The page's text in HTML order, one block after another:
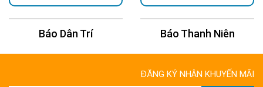
Báo Dân Trí Báo Thanh Niên
ĐĂNG KÝ NHẬN KHUYẾN MÃI